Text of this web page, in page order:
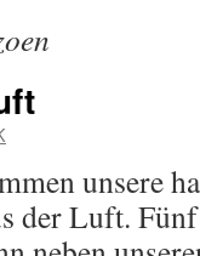
unsere
der Luft.